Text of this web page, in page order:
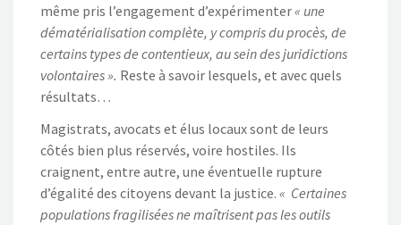
même pris l’engagement d’expérimenter« une
dématérialisation complète, y compris du procès, de
certains types de contentieux, au sein des juridictions
volontaires ». Reste à savoir lesquels, et avec quels
résultats…
Magistrats, avocats et élus locaux sont de leurs
côtés bien plus réservés, voire hostiles. Ils
craignent, entre autre, une éventuelle rupture
d’égalité des citoyens devant la justice. « Certaines
populations fragilisées ne maîtrisent pas les outils